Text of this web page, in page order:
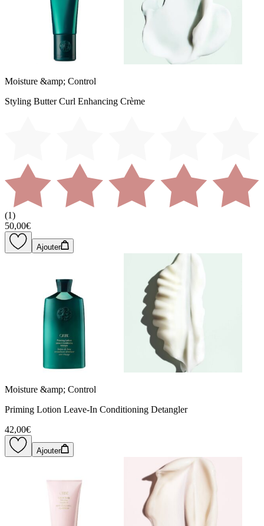
Moisture &amp; Control
Styling Butter Curl Enhancing Crème
(1)
50,00€
Ajouter
Moisture &amp; Control
Priming Lotion Leave-In Conditioning Detangler
42,00€
Ajouter